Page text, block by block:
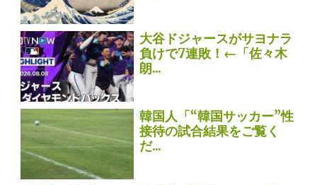
大谷ドジャースがサヨナラ
負けで7連敗！←「佐々木
朗...
韓国人「“韓国サッカー”性
接待の試合結果をご覧く
だ...